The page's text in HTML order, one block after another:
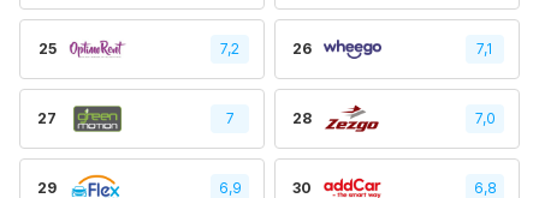
25 7,2 26 7,1
27 7 28 7,0
29 6,9 30 6,8